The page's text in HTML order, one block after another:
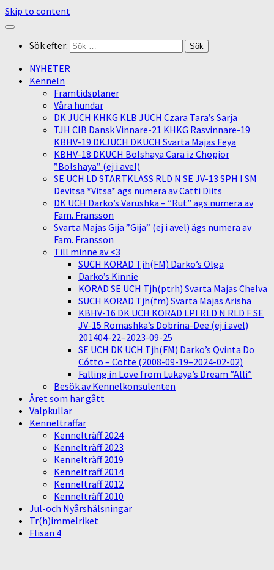
Skip to content
Sök efter:
NYHETER
Kenneln
Framtidsplaner
Våra hundar
DK JUCH KHKG KLB JUCH Czara Tara’s Sarja
TJH CIB Dansk Vinnare-21 KHKG Rasvinnare-19
KBHV-19 DKJUCH DKUCH Svarta Majas Feya
KBHV-18 DKUCH Bolshaya Cara iz Chopjor
”Bolshaya” (ej i avel)
SE UCH LD STARTKLASS RLD N SE JV-13 SPH I SM
Devitsa *Vitsa* ägs numera av Catti Diits
DK UCH Darko’s Varushka – ”Rut” ägs numera av
Fam. Fransson
Svarta Majas Gija ”Gija” (ej i avel) ägs numera av
Fam. Fransson
Till minne av <3
SUCH KORAD Tjh(FM) Darko’s Olga
Darko’s Kinnie
KORAD SE UCH Tjh(ptrh) Svarta Majas Chelva
SUCH KORAD Tjh(fm) Svarta Majas Arisha
KBHV-16 DK UCH KORAD LPI RLD N RLD F SE
JV-15 Romashka’s Dobrina-Dee (ej i avel)
201404-22–2023-09-25
SE UCH DK UCH Tjh(FM) Darko’s Qvinta Do
Cótto – Cotte (2008-09-19–2024-02-02)
Falling in Love from Lukaya’s Dream ”Alli”
Besök av Kennelkonsulenten
Året som har gått
Valpkullar
Kennelträffar
Kennelträff 2024
Kennelträff 2023
Kennelträff 2019
Kennelträff 2014
Kennelträff 2012
Kennelträff 2010
Jul-och Nyårshälsningar
Tr(h)immelriket
Flisan 4